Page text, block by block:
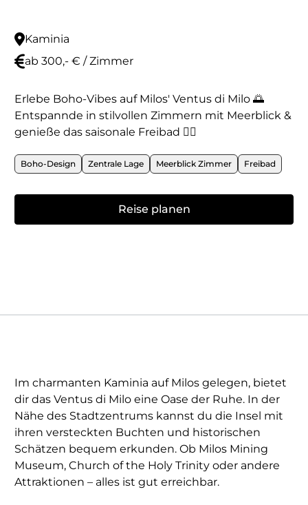
Kaminia
ab 300,- € / Zimmer
Erlebe Boho-Vibes auf Milos' Ventus di Milo 🌅
Entspannde in stilvollen Zimmern mit Meerblick &
genieße das saisonale Freibad 🏊‍♂️
Boho-Design Zentrale Lage Meerblick Zimmer Freibad
Reise planen
Im charmanten Kaminia auf Milos gelegen, bietet
dir das Ventus di Milo eine Oase der Ruhe. In der
Nähe des Stadtzentrums kannst du die Insel mit
ihren versteckten Buchten und historischen
Schätzen bequem erkunden. Ob Milos Mining
Museum, Church of the Holy Trinity oder andere
Attraktionen – alles ist gut erreichbar.